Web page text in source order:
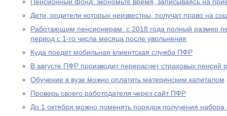
Дети, родители которых неизвестны, получат право на
Работающим пенсионерам: с 2018 года полный размер
период с 1-го числа месяца после увольнения
Куда поедет мобильная клиентская служба ПФР
В августе ПФР производит перерасчет страховых
Обучение в вузе можно оплатить материнским капиталом
Проверь своего работодателя через сайт ПФР
До 1 октября можно поменять порядок получения набора